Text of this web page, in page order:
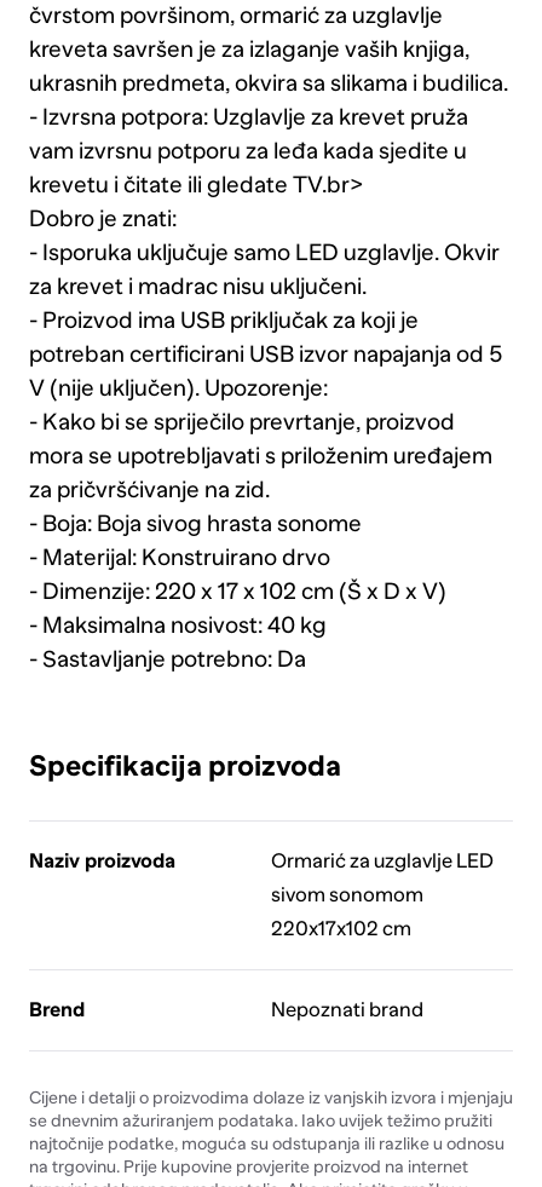
čvrstom površinom, ormarić za uzglavlje
kreveta savršen je za izlaganje vaših knjiga,
ukrasnih predmeta, okvira sa slikama i budilica.
- Izvrsna potpora: Uzglavlje za krevet pruža
vam izvrsnu potporu za leđa kada sjedite u
krevetu i čitate ili gledate TV.br>
Dobro je znati:
- Isporuka uključuje samo LED uzglavlje. Okvir
za krevet i madrac nisu uključeni.
- Proizvod ima USB priključak za koji je
potreban certificirani USB izvor napajanja od 5
V (nije uključen). Upozorenje:
- Kako bi se spriječilo prevrtanje, proizvod
mora se upotrebljavati s priloženim uređajem
za pričvršćivanje na zid.
- Boja: Boja sivog hrasta sonome
- Materijal: Konstruirano drvo
- Dimenzije: 220 x 17 x 102 cm (Š x D x V)
- Maksimalna nosivost: 40 kg
- Sastavljanje potrebno: Da
Specifikacija proizvoda
Naziv proizvoda
Ormarić za uzglavlje LED
sivom sonomom
220x17x102 cm
Brend Nepoznati brand
Cijene i detalji o proizvodima dolaze iz vanjskih izvora i mjenjaju
se dnevnim ažuriranjem podataka. Iako uvijek težimo pružiti
najtočnije podatke, moguća su odstupanja ili razlike u odnosu
na trgovinu. Prije kupovine provjerite proizvod na internet